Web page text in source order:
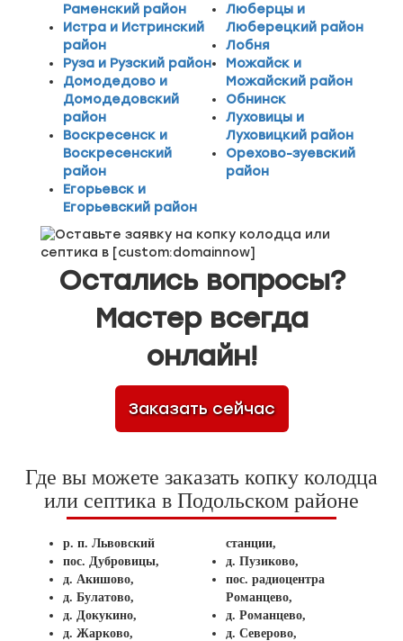
Раменский район
Истра и Истринский
район
Руза и Рузский район
Домодедово и
Домодедовский
район
Воскресенск и
Воскресенский
район
Егорьевск и
Егорьевский район
Люберцы и
Люберецкий район
Лобня
Можайск и
Можайский район
Обнинск
Луховицы и
Луховицкий район
Орехово-зуевский
район
Остались вопросы?
Мастер всегда
онлайн!
Заказать сейчас
Где вы можете заказать копку колодца
или септика в Подольском районе
р. п. Львовский
пос. Дубровицы,
д. Акишово,
д. Булатово,
д. Докукино,
д. Жарково,
станции,
д. Пузиково,
пос. радиоцентра
Романцево,
д. Романцево,
д. Северово,